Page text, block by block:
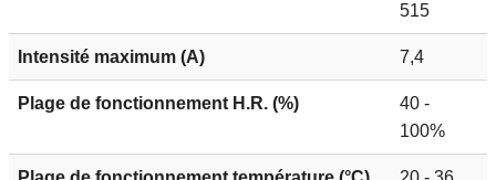
515
Intensité maximum (A) 7,4
Plage de fonctionnement H.R. (%)
40 -
100%